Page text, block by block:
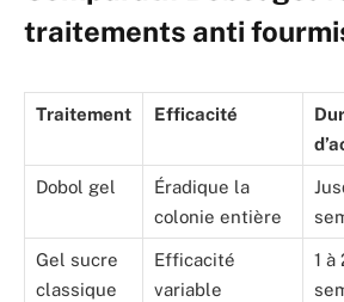
traitements anti
Traitement Efficacité
Dobol gel
Éradique la
colonie entière
Gel sucre
classique
Efficacité
variable
1 à